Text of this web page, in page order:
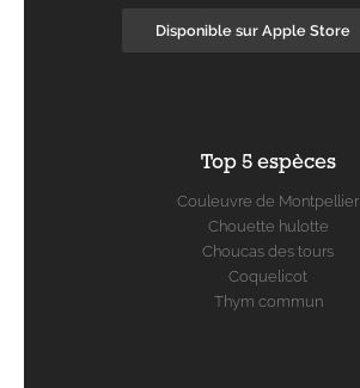
Disponible sur Apple Store
Top 5 espèces
Couleuvre de Montpellier
Chouette hulotte
Choucas des tours
Coquelicot
Thym commun